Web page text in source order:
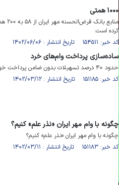
۱۰۰۰ همتی
کرده است.
کد خبر: ۱۵۴۵۱۱ تاریخ انتشار : ۱۴۰۲/۰۶/۰۶
ساده‌سازی پرداخت وام‌های خرد
حدود ۴۰ درصد تسهیلات بدون ضامن پرداخت خواهد شد
کد خبر: ۱۵۱۱۸۵ تاریخ انتشار : ۱۴۰۲/۰۳/۱۲
چگونه با وام مهر ایران «نذر علم» کنیم؟
چگونه با وام مهر ایران «نذر علم» کنیم؟
کد خبر: ۱۵۱۱۸۳ تاریخ انتشار : ۱۴۰۲/۰۳/۱۱